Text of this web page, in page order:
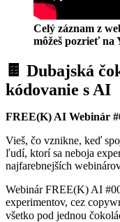
Celý záznam z
môžeš pozrieť na
🍫 Dubajská
kódovanie s AI
FREE(K) AI Webinár
Vieš, čo vznikne, keď
ľudí, ktorí sa neboja
najfarebnejších
Webinár FREE(K) AI
experimentov, cez
všetko pod jednou